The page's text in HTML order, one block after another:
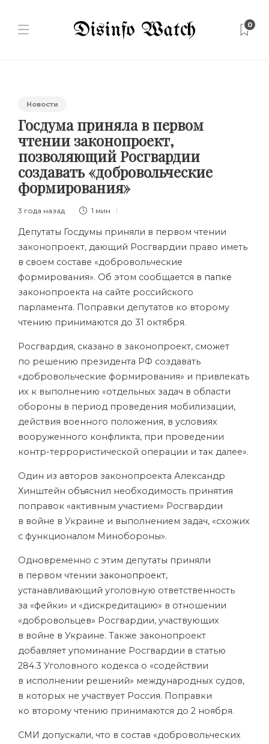
0
Новости
Госдума приняла в первом
чтении законопроект,
позволяющий Росгвардии
создавать «добровольческие
формирования»
3 года назад 1 мин
Депутаты Госдумы приняли в первом чтении
законопроект, дающий Росгвардии право иметь
в своем составе «добровольческие
формирования». Об этом сообщается в папке
законопроекта на сайте российского
парламента. Поправки депутатов ко второму
чтению принимаются до 31 октября.
Росгвардия, сказано в законопроект, сможет
по решению президента РФ создавать
«добровольческие формирования» и привлекать
их к выполнению «отдельных задач в области
обороны в период проведения мобилизации,
действия военного положения, в условиях
вооруженного конфликта, при проведении
контр-террористической операции и так далее».
Один из авторов законопроекта Александр
Хинштейн объяснил необходимость принятия
поправок «активным участием» Росгвардии
в войне в Украине и выполнением задач, «схожих
с функционалом Минобороны».
Одновременно с этим депутаты приняли
в первом чтении законопроект,
устанавливающий уголовную ответственность
за «фейки» и «дискредитацию» в отношении
«добровольцев» Росгвардии, участвующих
в войне в Украине. Также законопроект
добавляет упоминание Росгвардии в статью
284.3 Уголовного кодекса о «содействии
в исполнении решений» международных судов,
в которых не участвует Россия. Поправки
ко второму чтению принимаются до 2 ноября.
СМИ допускали, что в состав «добровольческих